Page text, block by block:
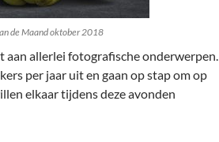
de Maand oktober 2018
aan allerlei fotografische onderwerpen.
per jaar uit en gaan op stap om op
elkaar tijdens deze avonden